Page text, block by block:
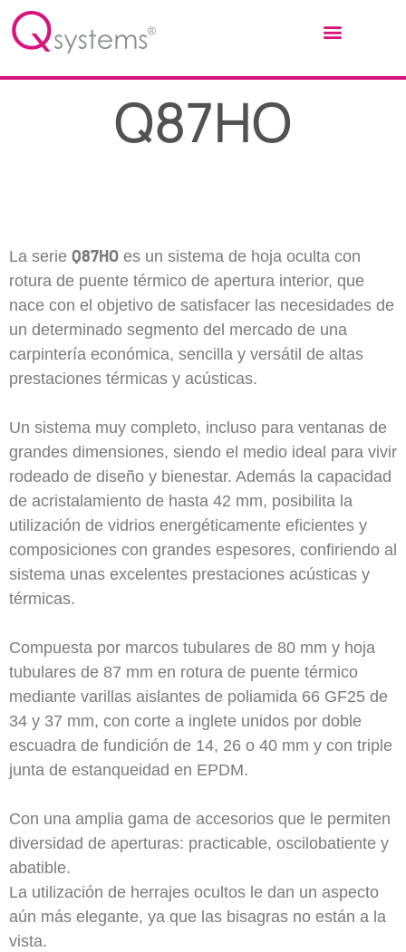
Q87HO
La serie Q87HO es un sistema de hoja oculta con
rotura de puente térmico de apertura interior, que
nace con el objetivo de satisfacer las necesidades de
un determinado segmento del mercado de una
carpintería económica, sencilla y versátil de altas
prestaciones térmicas y acústicas.
Un sistema muy completo, incluso para ventanas de
grandes dimensiones, siendo el medio ideal para vivir
rodeado de diseño y bienestar. Además la capacidad
de acristalamiento de hasta 42 mm, posibilita la
utilización de vidrios energéticamente eficientes y
composiciones con grandes espesores, confiriendo al
sistema unas excelentes prestaciones acústicas y
térmicas.
Compuesta por marcos tubulares de 80 mm y hoja
tubulares de 87 mm en rotura de puente térmico
mediante varillas aislantes de poliamida 66 GF25 de
34 y 37 mm, con corte a inglete unidos por doble
escuadra de fundición de 14, 26 o 40 mm y con triple
junta de estanqueidad en EPDM.
Con una amplia gama de accesorios que le permiten
diversidad de aperturas: practicable, oscilobatiente y
abatible.
La utilización de herrajes ocultos le dan un aspecto
aún más elegante, ya que las bisagras no están a la
vista.